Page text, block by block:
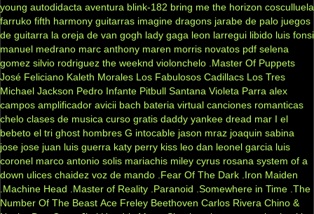
young autodidacta aventura blink-182 bring me the horizon cosculluela
farruko fifth harmony guitarras imagine dragons jarabe de palo juegos
de guitarra la oreja de van gogh lady gaga leon larregui libido luis fonsi
manuel medrano marc anthony maren morris novatos pdf selena
gomez silvio rodriguez the weeknd violonchelo .Master Of Puppets
José Feliciano Kaleth Morales Los Fabulosos Cadillacs Los Tres
Michael Jackson Pedro Infante Pitbull Santana Violeta Parra alex
campos amplificador avicii bach bateria virtual canciones romanticas
chelo clases de musica curso gratis daddy yankee dread mar I el
bebeto el tri ghost hombres G intocable jason mraz joaquin sabina
jose jose juan luis guerra katy perry kiss leo dan leonel garcia luis
coronel marco antonio solis mariachis miley cyrus rosana system of a
down ulices chaidez voz de mando .Fear Of The Dark .Iron Maiden
.Machine Head .Master of Reality .Paranoid .Somewhere in Time .The
Number Of The Beast Ace Freley Beethoven Carlos Rivera Chino &